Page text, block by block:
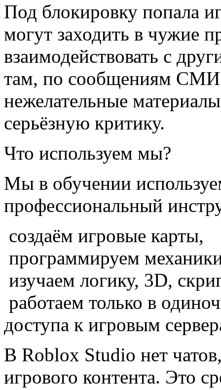
Под блокировку попала
могут заходить в чужие
взаимодействовать с
там, по сообщениям СМИ
нежелательные
серьёзную критику.
Что используем мы?
Мы в обучении
профессиональный
создаём игровые карты,
программируем
изучаем логику, 3D,
работаем только в
доступа к игровым
В Roblox Studio нет
игрового контента. Это